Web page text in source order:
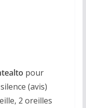
pour
(avis)
2 oreilles